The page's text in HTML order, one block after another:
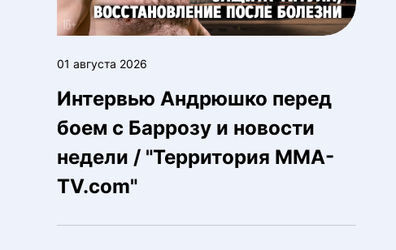
01 августа 2026
Интервью Андрюшко перед
боем с Баррозу и новости
недели / "Территория MMA-
TV.com"